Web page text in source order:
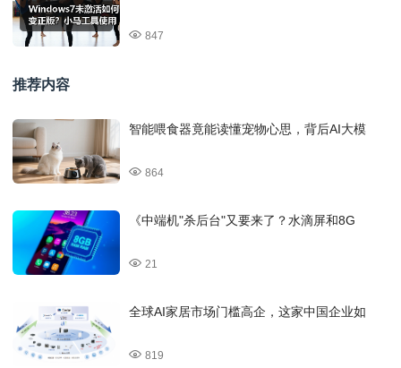
847
推荐内容
智能喂食器竟能读懂宠物心思，背后AI大模
864
《中端机"杀后台"又要来了？水滴屏和8G
21
全球AI家居市场门槛高企，这家中国企业如
819